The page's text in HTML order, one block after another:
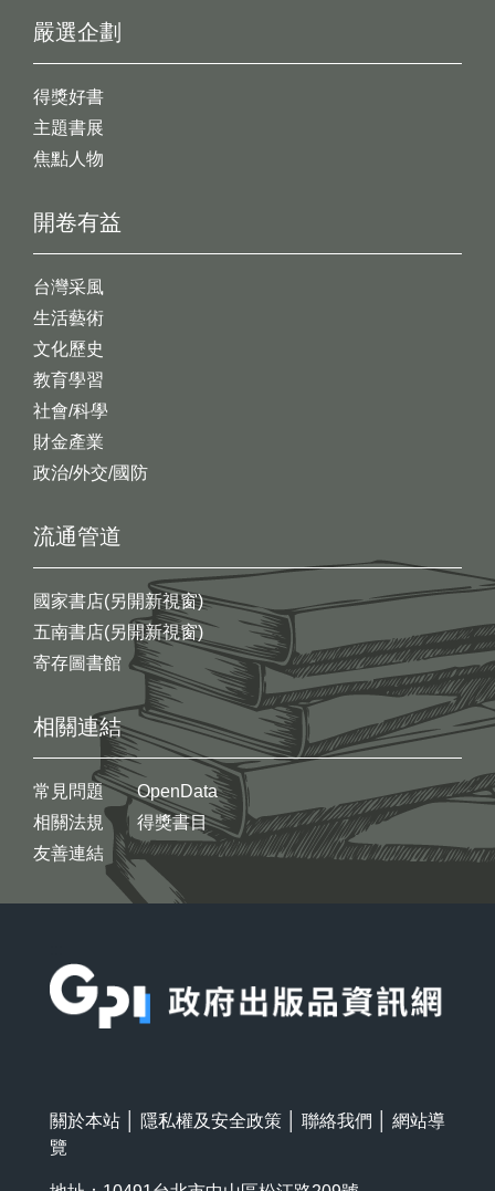
開卷有益
台灣采風
生活藝術
文化歷史
教育學習
社會/科學
財金產業
政治/外交/國防
嚴選企劃
得獎好書
主題書展
焦點人物
流通管道
國家書店(另開新視窗)
五南書店(另開新視窗)
寄存圖書館
相關連結
常見問題
相關法規
友善連結
OpenData
得獎書目
關於本站 隱私權及安全政策 聯絡我們
網站導
覽